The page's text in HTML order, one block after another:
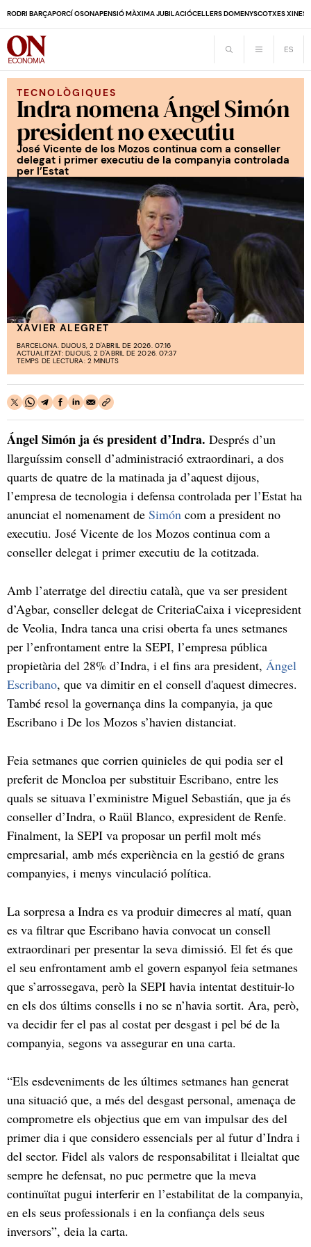
RODRI BARÇAPORCÍ OSONAPENSIÓ MÀXIMA JUBILACIÓCELLERS DOMENYSCOTXES
TECNOLÒGIQUES
Indra nomena Ángel Simón
president no executiu
José Vicente de los Mozos continua com a conseller
delegat i primer executiu de la companyia controlada
per l’Estat
XAVIER ALEGRET
BARCELONA. DIJOUS, 2 D'ABRIL DE 2026. 07:16
ACTUALITZAT: DIJOUS, 2 D'ABRIL DE 2026. 07:37
TEMPS DE LECTURA: 2 MINUTS
Ángel Simón ja és president d’Indra. Després d’un
llarguíssim consell d’administració extraordinari, a dos
quarts de quatre de la matinada ja d’aquest dijous,
l’empresa de tecnologia i defensa controlada per l’Estat ha
anunciat el nomenament de Simón com a president no
executiu. José Vicente de los Mozos continua com a
conseller delegat i primer executiu de la cotitzada.
Amb l’aterratge del directiu català, que va ser president
d’Agbar, conseller delegat de CriteriaCaixa i vicepresident
de Veolia, Indra tanca una crisi oberta fa unes setmanes
per l’enfrontament entre la SEPI, l’empresa pública
propietària del 28% d’Indra, i el fins ara president, Ángel
Escribano, que va dimitir en el consell d'aquest dimecres.
També resol la governança dins la companyia, ja que
Escribano i De los Mozos s’havien distanciat.
Feia setmanes que corrien quinieles de qui podia ser el
preferit de Moncloa per substituir Escribano, entre les
quals se situava l’exministre Miguel Sebastián, que ja és
conseller d’Indra, o Raül Blanco, expresident de Renfe.
Finalment, la SEPI va proposar un perfil molt més
empresarial, amb més experiència en la gestió de grans
companyies, i menys vinculació política.
La sorpresa a Indra es va produir dimecres al matí, quan
es va filtrar que Escribano havia convocat un consell
extraordinari per presentar la seva dimissió. El fet és que
el seu enfrontament amb el govern espanyol feia setmanes
que s’arrossegava, però la SEPI havia intentat destituir-lo
en els dos últims consells i no se n’havia sortit. Ara, però,
va decidir fer el pas al costat per desgast i pel bé de la
companyia, segons va assegurar en una carta.
“Els esdeveniments de les últimes setmanes han generat
una situació que, a més del desgast personal, amenaça de
comprometre els objectius que em van impulsar des del
primer dia i que considero essencials per al futur d’Indra i
del sector. Fidel als valors de responsabilitat i lleialtat que
sempre he defensat, no puc permetre que la meva
continuïtat pugui interferir en l’estabilitat de la companyia,
en els seus professionals i en la confiança dels seus
inversors”, deia la carta.